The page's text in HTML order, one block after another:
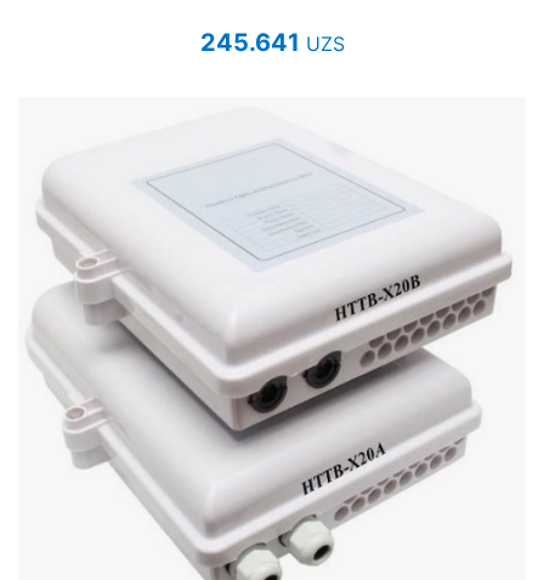
UPS Источники бесперебойного питания
Мышки и Клавиатуры
Наушники
Сетевое оборудование
Системы охлаждения
Видеоконференцсвязь
Digital Signage
Видеонаблюдение
245.641 UZS